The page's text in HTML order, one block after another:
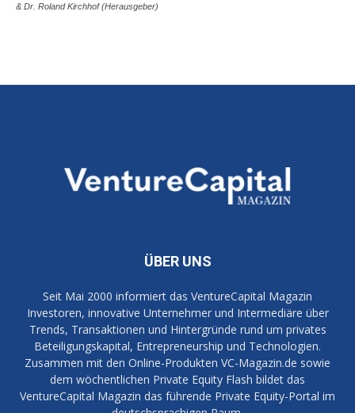
& Dr. Roland Kirchhof (Herausgeber)
ÜBER UNS
Seit Mai 2000 informiert das VentureCapital Magazin
Investoren, innovative Unternehmer und Intermediäre über
Trends, Transaktionen und Hintergründe rund um privates
Beteiligungskapital, Entrepreneurship und Technologien.
Zusammen mit den Online-Produkten VC-Magazin.de sowie
dem wöchentlichen Private Equity Flash bildet das
VentureCapital Magazin das führende Private Equity-Portal im